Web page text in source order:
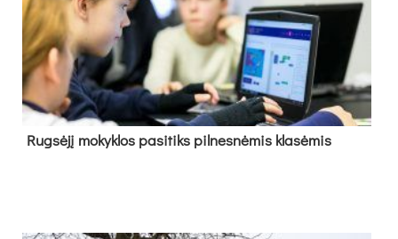
Rug­sė­jį mo­kyk­los pa­si­tiks pil­nes­nė­mis kla­sė­mis